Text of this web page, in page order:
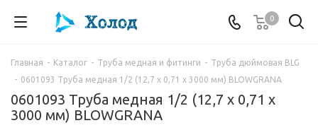
0
Главная - Каталог - Труба медная и фитинги - Труба дюймовая BLG
- 0601093 Труба медная 1/2 (12,7 х 0,71 х 3000 мм) BLOWGRANA
0601093 Труба медная 1/2 (12,7 х 0,71 х
3000 мм) BLOWGRANA